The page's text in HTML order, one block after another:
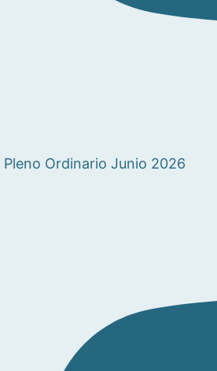
Pleno Ordinario Junio 2026